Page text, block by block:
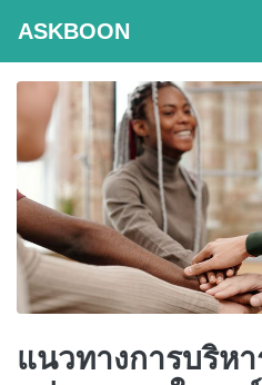
ASKBOON
POSTS WITH
แนวทางการบริหา